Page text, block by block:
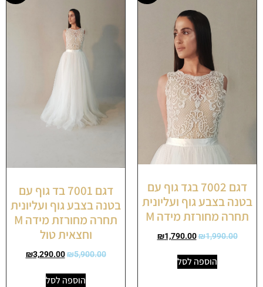
דגם 7002 בגד גוף עם
בטנה בצבע גוף ועליונית
תחרה מחורזת מידה M
₪1,990.00
₪1,790.00
הוספה לסל
דגם 7001 בד גוף עם
בטנה בצבע גוף ועליונית
תחרה מחורזת מידה M
וחצאית טול
₪5,900.00
₪3,290.00
הוספה לסל